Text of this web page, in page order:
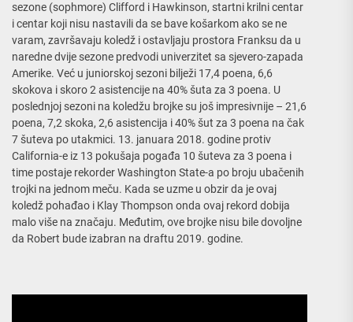
sezone (sophmore) Clifford i Hawkinson, startni krilni centar
i centar koji nisu nastavili da se bave košarkom ako se ne
varam, završavaju koledž i ostavljaju prostora Franksu da u
naredne dvije sezone predvodi univerzitet sa sjevero-zapada
Amerike. Već u juniorskoj sezoni bilježi 17,4 poena, 6,6
skokova i skoro 2 asistencije na 40% šuta za 3 poena. U
poslednjoj sezoni na koledžu brojke su još impresivnije – 21,6
poena, 7,2 skoka, 2,6 asistencija i 40% šut za 3 poena na čak
7 šuteva po utakmici. 13. januara 2018. godine protiv
California-e iz 13 pokušaja pogađa 10 šuteva za 3 poena i
time postaje rekorder Washington State-a po broju ubačenih
trojki na jednom meču. Kada se uzme u obzir da je ovaj
koledž pohađao i Klay Thompson onda ovaj rekord dobija
malo više na značaju. Međutim, ove brojke nisu bile dovoljne
da Robert bude izabran na draftu 2019. godine.